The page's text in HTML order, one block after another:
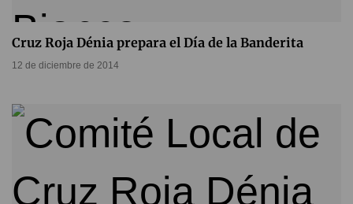
Cruz Roja Dénia prepara el Día de la Banderita
12 de diciembre de 2014